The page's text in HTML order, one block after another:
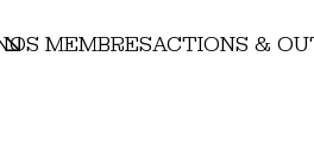
MEMBRESACTIONS &